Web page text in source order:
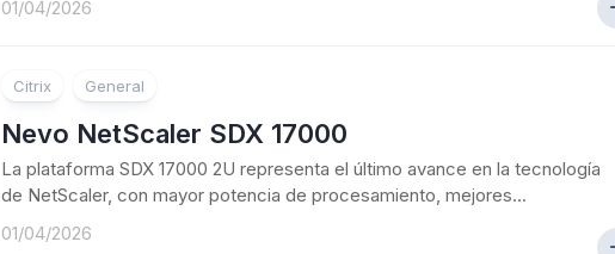
01/04/2026
Citrix General
Nevo NetScaler SDX 17000
La plataforma SDX 17000 2U representa el último avance en la tecnología
de NetScaler, con mayor potencia de procesamiento, mejores...
01/04/2026